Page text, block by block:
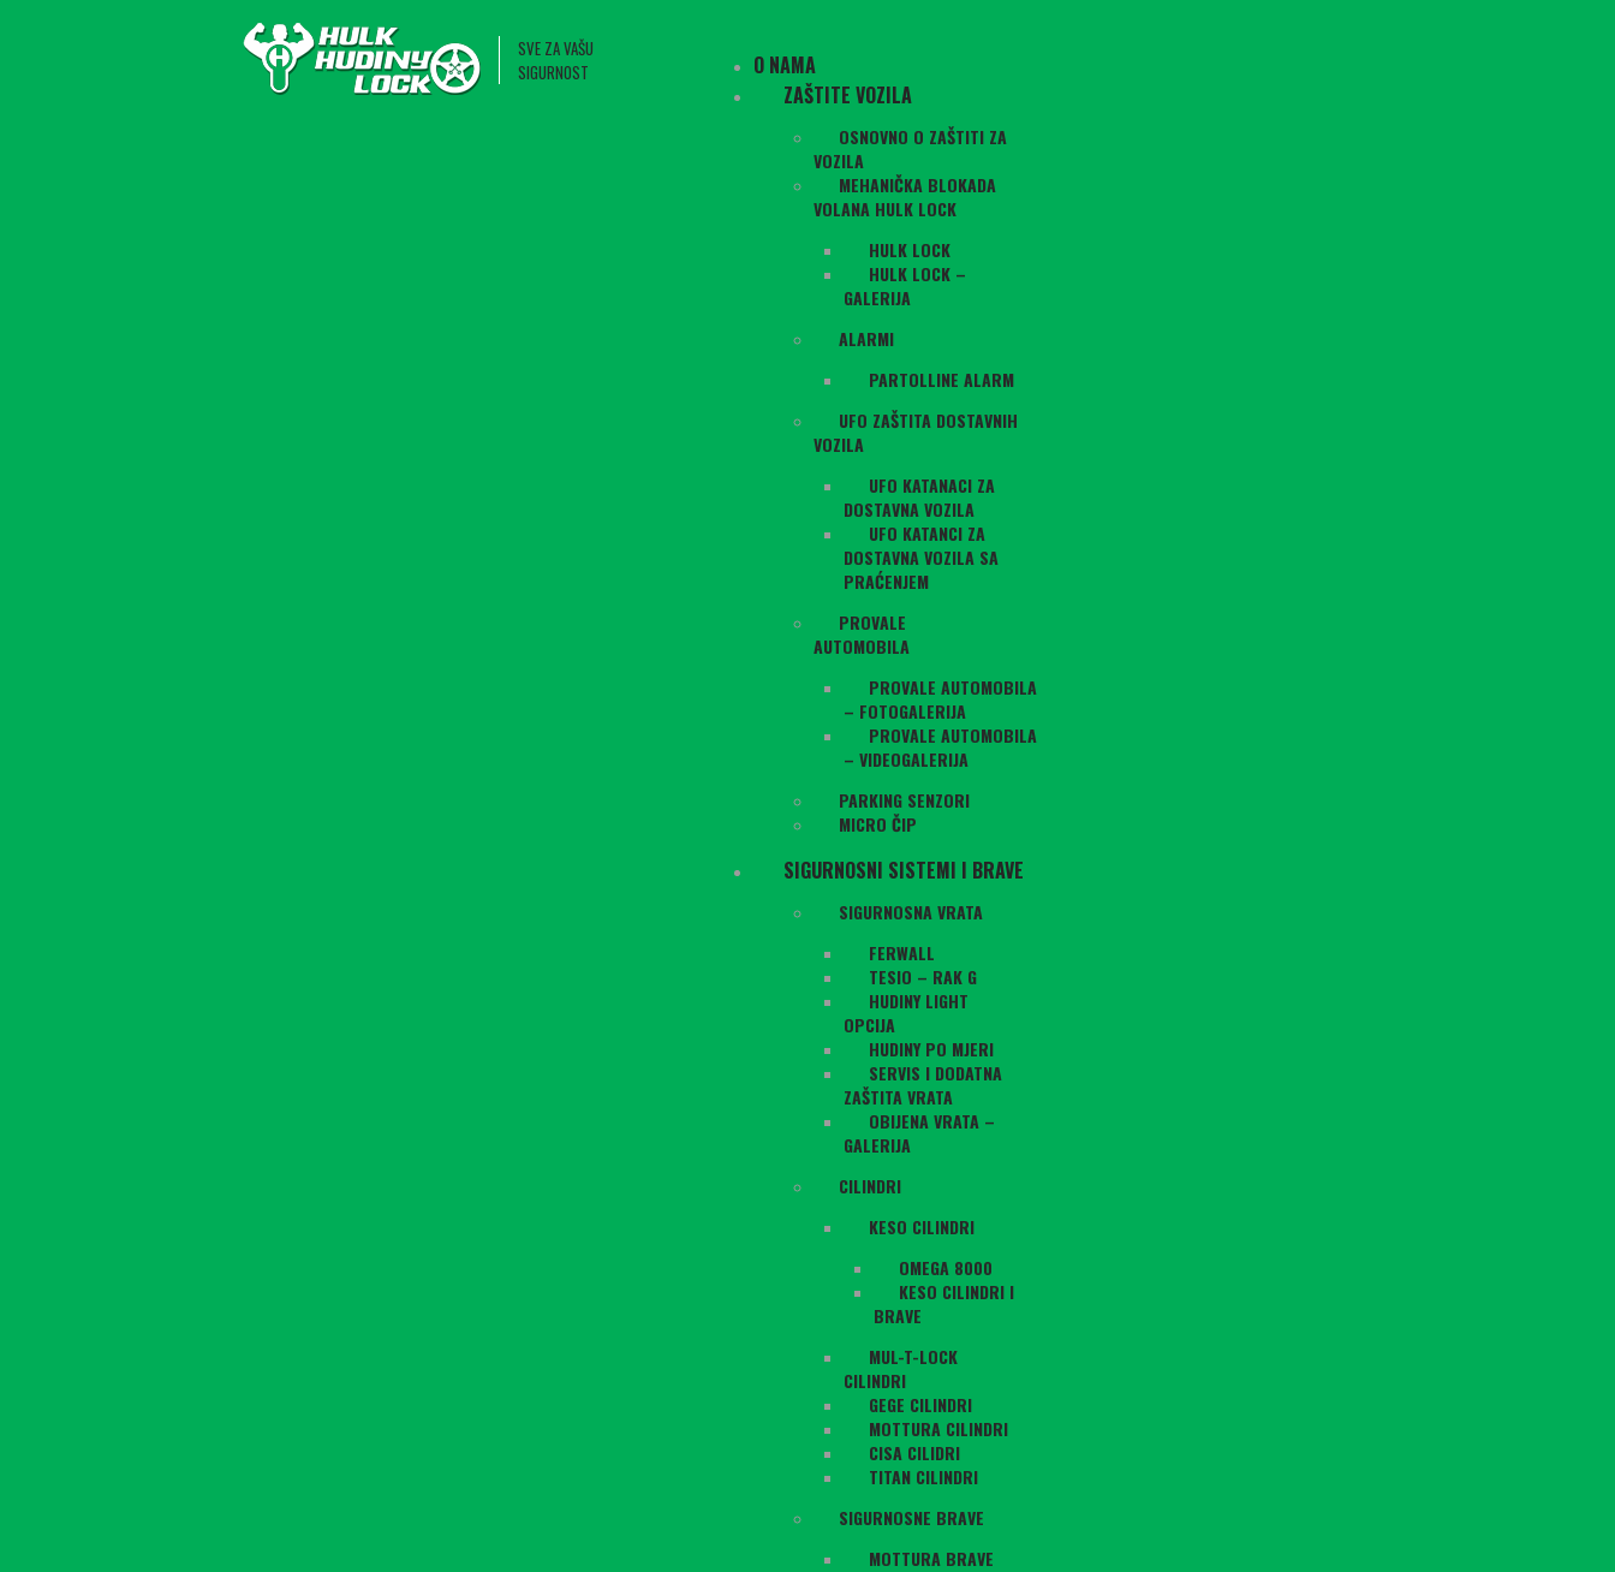
SVE ZA VAŠU
SIGURNOST
O NAMA
ZAŠTITE VOZILA
OSNOVNO O ZAŠTITI ZA
VOZILA
MEHANIČKA BLOKADA
VOLANA HULK LOCK
HULK LOCK
HULK LOCK –
GALERIJA
ALARMI
PARTOLLINE ALARM
UFO ZAŠTITA DOSTAVNIH
VOZILA
UFO KATANACI ZA
DOSTAVNA VOZILA
UFO KATANCI ZA
DOSTAVNA VOZILA SA
PRAĆENJEM
PROVALE
AUTOMOBILA
PROVALE AUTOMOBILA
– FOTOGALERIJA
PROVALE AUTOMOBILA
– VIDEOGALERIJA
PARKING SENZORI
MICRO ČIP
SIGURNOSNI SISTEMI I BRAVE
SIGURNOSNA VRATA
FERWALL
TESIO – RAK G
HUDINY LIGHT
OPCIJA
HUDINY PO MJERI
SERVIS I DODATNA
ZAŠTITA VRATA
OBIJENA VRATA –
GALERIJA
CILINDRI
KESO CILINDRI
OMEGA 8000
KESO CILINDRI I
BRAVE
MUL-T-LOCK
CILINDRI
GEGE CILINDRI
MOTTURA CILINDRI
CISA CILIDRI
TITAN CILINDRI
SIGURNOSNE BRAVE
MOTTURA BRAVE